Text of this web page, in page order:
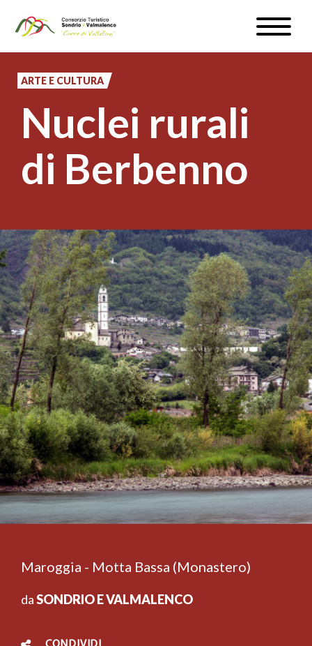
contenuto
principale
Toggle
WEBCAM & METEO
ISCRIVITI
IT
ARTE E CULTURA
Nuclei rurali
di Berbenno
Maroggia - Motta Bassa (Monastero)
daSONDRIO E VALMALENCO